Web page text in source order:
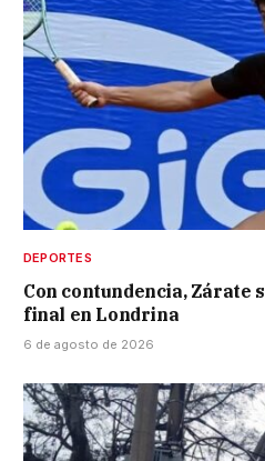
DEPORTES
Con contundencia, Zárate
final en Londrina
6 de agosto de 2026